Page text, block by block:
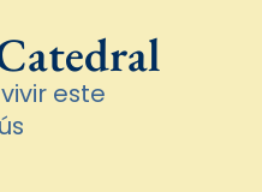
este